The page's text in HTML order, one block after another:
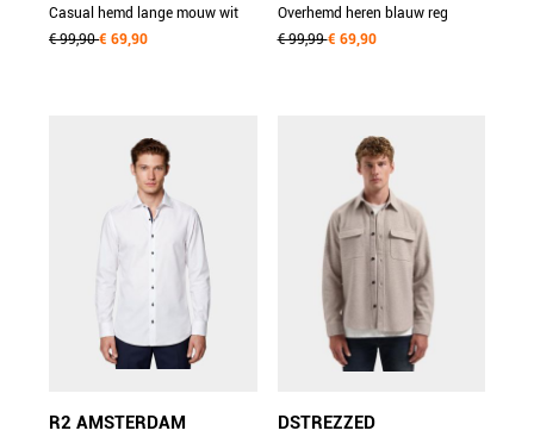
Casual hemd lange mouw wit
linnen shirt 5405.426/100
€ 99,90€ 69,90
Overhemd heren blauw reg
poplin banker bd 3000140/455
€ 99,99€ 69,90
R2 AMSTERDAM DSTREZZED